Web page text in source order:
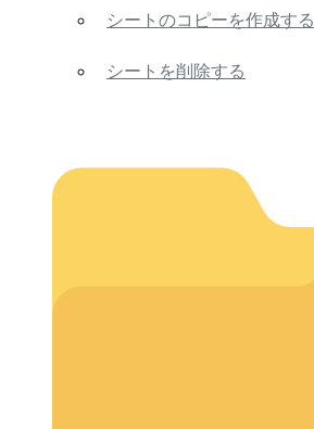
シートのコピーを作成する
シートを削除する